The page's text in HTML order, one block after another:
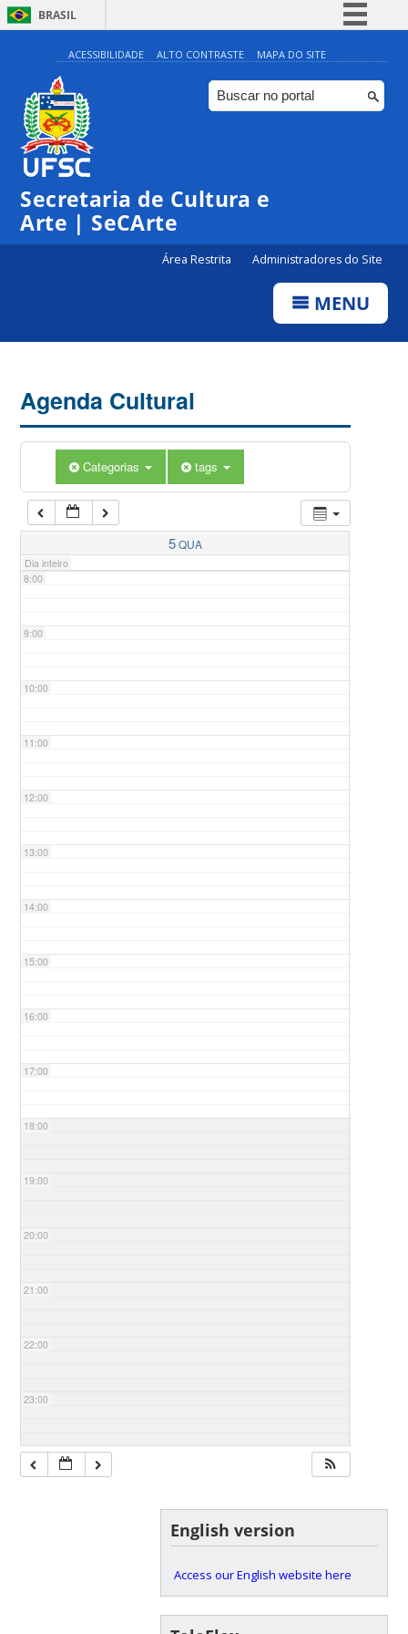
BRASIL
Simplifique!
Comunica BR
Participe
ACESSIBILIDADE ALTO CONTRASTE MAPA DO SITE
Secretaria de Cultura e
Arte | SeCArte
Área Restrita Administradores do Site
MENU
Agenda Cultural
Categorias tags
5QUA
Dia inteiro
0:00
1:00
5:00
7:00
8:00
9:00
10:00
11:00
12:00
13:00
14:00
15:00
16:00
17:00
18:00
19:00
20:00
21:00
22:00
23:00
English version
Access our English website here